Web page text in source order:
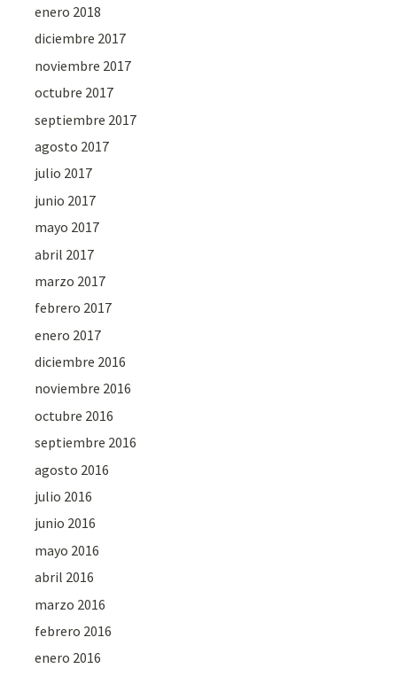
enero 2018
diciembre 2017
noviembre 2017
octubre 2017
septiembre 2017
agosto 2017
julio 2017
junio 2017
mayo 2017
abril 2017
marzo 2017
febrero 2017
enero 2017
diciembre 2016
noviembre 2016
octubre 2016
septiembre 2016
agosto 2016
julio 2016
junio 2016
mayo 2016
abril 2016
marzo 2016
febrero 2016
enero 2016